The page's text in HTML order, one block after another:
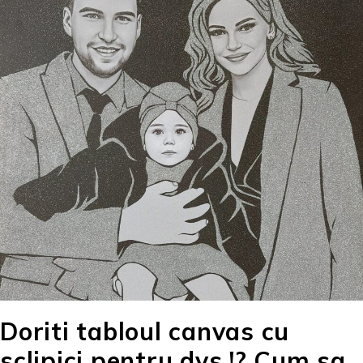
Doriti tabloul canvas cu